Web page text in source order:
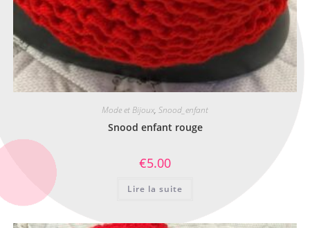
Mode et Bijoux, Snood_enfant
Snood enfant rouge
€5.00
Lire la suite